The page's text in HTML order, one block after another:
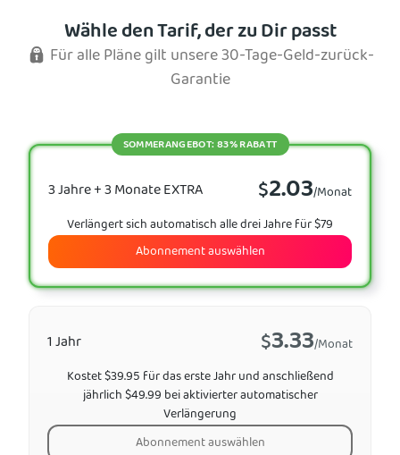
Wähle den Tarif, der zu Dir passt
Für alle Pläne gilt unsere 30-Tage-Geld-zurück-
Garantie
3 Jahre + 3 Monate EXTRA $2.03/Monat
SOMMERANGEBOT: 83% RABATT
Verlängert sich automatisch alle drei Jahre für $79
Abonnement auswählen
1 Jahr $3.33/Monat
Kostet $39.95 für das erste Jahr und anschließend
jährlich $49.99 bei aktivierter automatischer
Verlängerung
Abonnement auswählen